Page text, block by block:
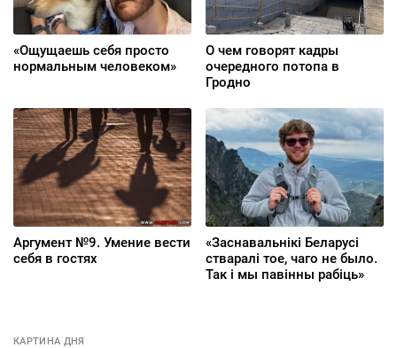
«Ощущаешь себя просто
нормальным человеком»
О чем говорят кадры
очередного потопа в
Гродно
Аргумент №9. Умение вести
себя в гостях
«Заснавальнікі Беларусі
стваралі тое, чаго не было.
Так і мы павінны рабіць»
КАРТИНА ДНЯ